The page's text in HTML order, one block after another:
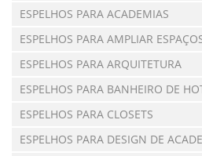
ESPELHOS PARA ACADEMIAS
ESPELHOS PARA AMPLIAR
ESPELHOS PARA ARQUITETURA
ESPELHOS PARA BANHEIRO DE
ESPELHOS PARA CLOSETS
ESPELHOS PARA DESIGN DE